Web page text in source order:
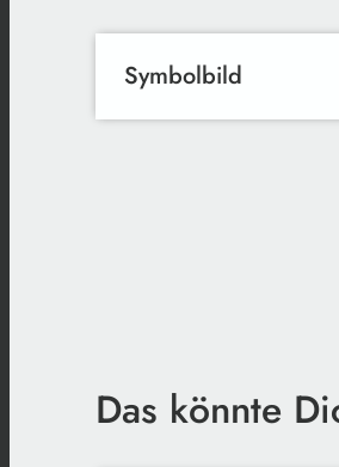
Symbolbild
Das könnte